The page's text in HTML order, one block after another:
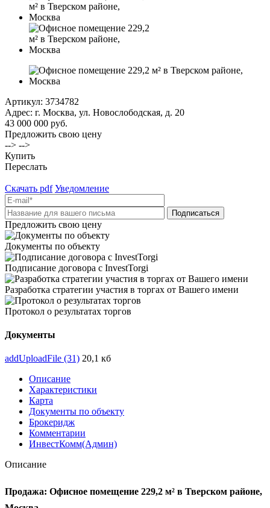
Артикул: 3734782
Адрес: г. Москва, ул. Новослободская, д. 20
43 000 000 руб.
Предложить свою цену
--> -->
Купить
Переслать
Скачать pdf Уведомление
Предложить свою цену
Документы по объекту
Подписание договора с InvestTorgi
Разработка стратегии участия в торгах от Вашего имени
Протокол о результатах торгов
Документы
addUploadFile (31) 20,1 кб
Описание
Характеристики
Карта
Документы по объекту
Брокеридж
Комментарии
ИнвестКомм(Админ)
Описание
Продажа: Офисное помещение 229,2 м² в Тверском районе,